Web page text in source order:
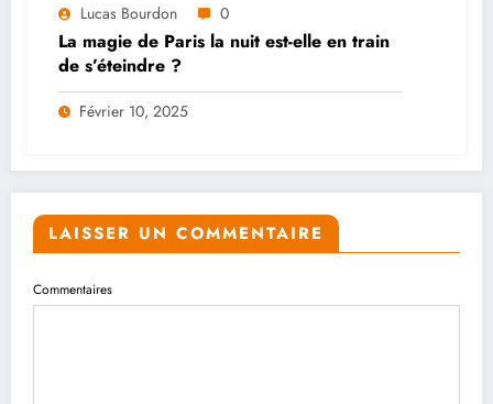
Lucas Bourdon 0
La magie de Paris la nuit est-elle en train
de s’éteindre ?
Février 10, 2025
LAISSER UN COMMENTAIRE
Commentaires